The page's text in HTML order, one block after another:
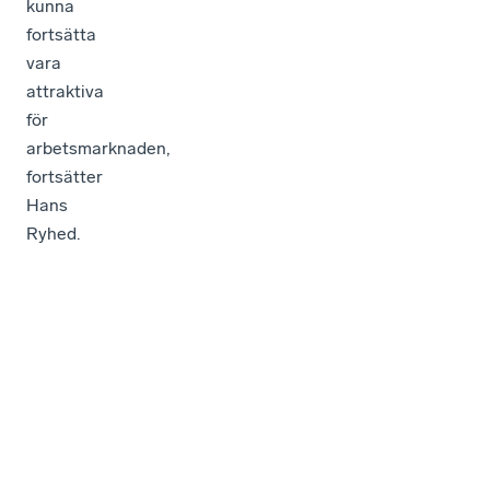
kunna
fortsätta
vara
attraktiva
för
arbetsmarknaden,
fortsätter
Hans
Ryhed.